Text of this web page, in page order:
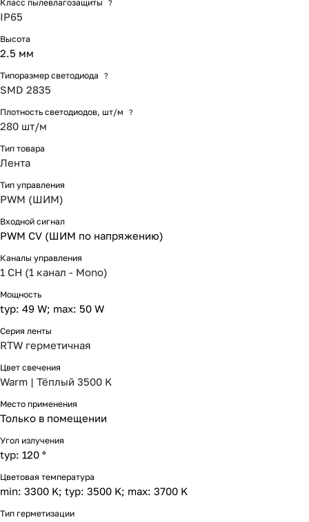
Класс пылевлагозащиты ?
IP65
Высота
2.5 мм
Типоразмер светодиода ?
SMD 2835
Плотность светодиодов, шт/м ?
280 шт/м
Тип товара
Лента
Тип управления
PWM (ШИМ)
Входной сигнал
PWM СV (ШИМ по напряжению)
Каналы управления
1 CH (1 канал - Mono)
Мощность
typ: 49 W; max: 50 W
Серия ленты
RTW герметичная
Цвет свечения
Warm | Тёплый 3500 K
Место применения
Только в помещении
Угол излучения
typ: 120 °
Цветовая температура
min: 3300 K; typ: 3500 K; max: 3700 K
Тип герметизации